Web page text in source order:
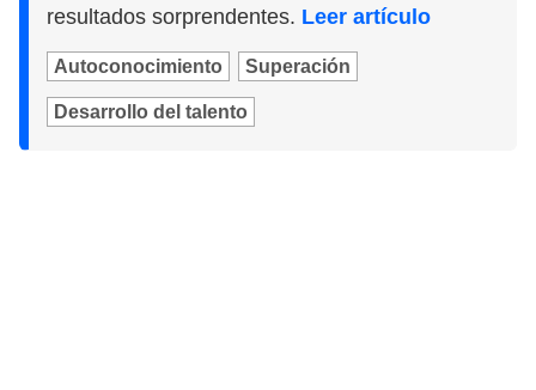
resultados sorprendentes. Leer artículo
Autoconocimiento Superación
Desarrollo del talento